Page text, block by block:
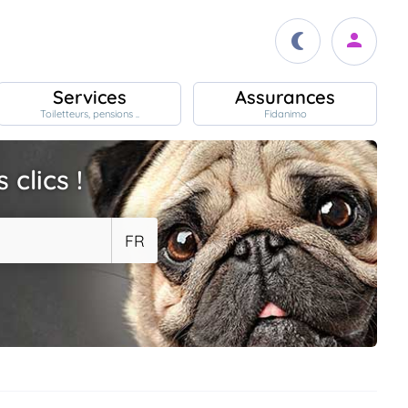
Services
Toiletteurs, pensions ..
Assurances
Fidanimo
clics !
FR